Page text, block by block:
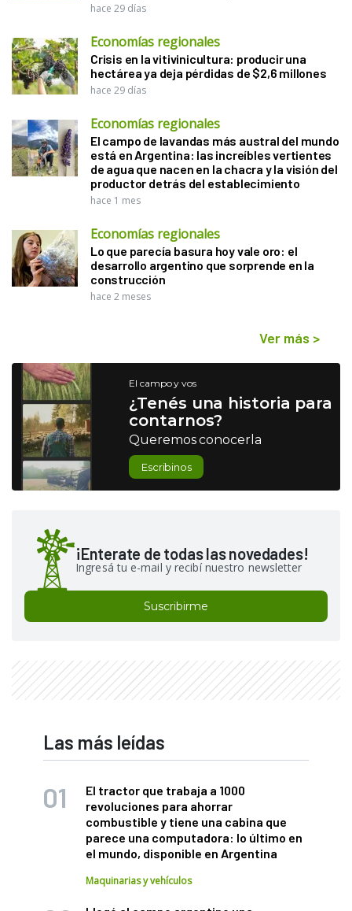
hace 29 días
Economías regionales
Crisis en la vitivinicultura: producir una
hectárea ya deja pérdidas de $2,6 millones
hace 29 días
Economías regionales
El campo de lavandas más austral del mundo
está en Argentina: las increíbles vertientes
de agua que nacen en la chacra y la visión del
productor detrás del establecimiento
hace 1 mes
Economías regionales
Lo que parecía basura hoy vale oro: el
desarrollo argentino que sorprende en la
construcción
hace 2 meses
Ver más >
El campo y vos
¿Tenés una historia para
contarnos?
Queremos conocerla
Escribinos
¡Enterate de todas las novedades!
Ingresá tu e-mail y recibí nuestro newsletter
Suscribirme
Las más leídas
El tractor que trabaja a 1000
revoluciones para ahorrar
combustible y tiene una cabina que
parece una computadora: lo último en
el mundo, disponible en Argentina
Maquinarias y vehículos